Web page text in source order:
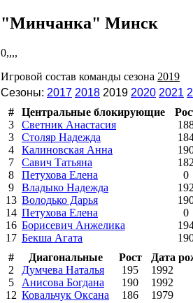
"Минчанка" Минск
0,,,,
Игровой состав команды сезона 2019
Сезоны: 2017 2018 2019 2020 2021
#
Центральные блокирующие
3
Светник Анастасия
3
Столяр Надежда
4
Калиновская Анна
7
Савич Татьяна 182
8
Петухова Елена 0
9
Владыко Надежда 192
13 Володько Дарья
14 Петухова Елена 0
16 Борисевич Анжелика
17 Бекша Агата
#
Диагональные Рост Дата
2
Думчева Наталья 195 1992
5
Анисова Богдана 190 1992
12 Ковальчук Оксана 186 1979